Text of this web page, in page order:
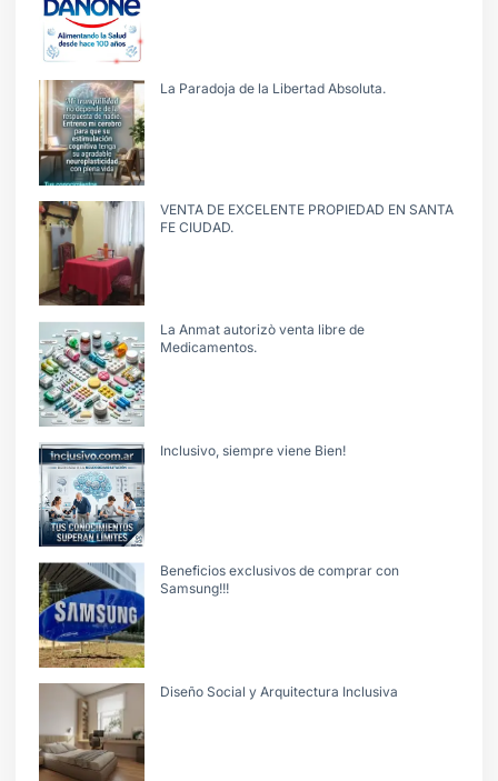
La Paradoja de la Libertad Absoluta.
VENTA DE EXCELENTE PROPIEDAD EN SANTA
FE CIUDAD.
La Anmat autorizò venta libre de
Medicamentos.
Inclusivo, siempre viene Bien!
Beneficios exclusivos de comprar con
Samsung!!!
Diseño Social y Arquitectura Inclusiva